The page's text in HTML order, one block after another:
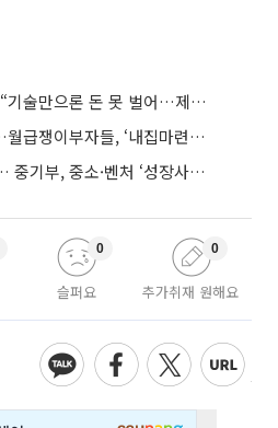
성민석 원프레딕트 COO “기술만으론 돈 못 벌어…제조 AI도 제품 돼야”
‘집도 코칭 받으며 산다’…월급쟁이부자들, ‘내집마련’ 신청 증가세
‘창업-도약-재도전’ 연결… 중기부, 중소·벤처 ‘성장사다리’ 짓는다
슬퍼요
0
추가취재 원해요
0